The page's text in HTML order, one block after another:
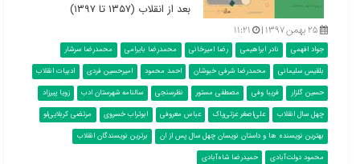
بعد از انقلاب (۱۳۵۷ تا ۱۳۹۷)
۲۵ بهمن ۱۳۹۷ | ۱۱:۲۱
جواد افهمی نادر ابراهیمی رضا امیرخانی محمدرضا بایرامی
محمدرضا سرشار
بلقیس سلیمانی
محمدرضا شرفی خبوشان احمد محمود امیرحسین فردی
ادبیات انقلاب
حسین گلزار
فریبا وفی مصطفی مستور نظرسنجی سالنامه شهرستان ادب
زویا پیرزاد
چهل سال انقلاب
علی‌اصغر عزتی‌پاک عباس معروفی ابوتراب خسروی
مرتضی کربلایی‌لو
بهترین نویسنده ها و داستان نویسان چهل سال پس از ان
برترین نویسندگان انقلاب
محمود دولت‌آبادی
حمیدرضا شاه‌آبادی